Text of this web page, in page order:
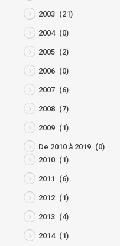
2003 (21)
2004 (0)
2005 (2)
2006 (0)
2007 (6)
2008 (7)
2009 (1)
De 2010 à 2019 (0)
2010 (1)
2011 (6)
2012 (1)
2013 (4)
2014 (1)